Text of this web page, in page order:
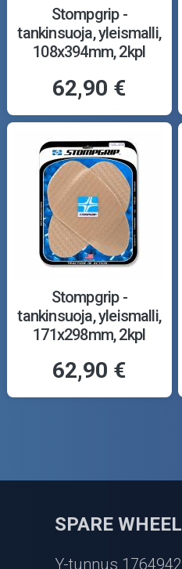
Stompgrip -
tankinsuoja, yleismalli,
108x394mm, 2kpl
62,90 €
Stompgrip -
tankinsuoja, yleismalli,
171x298mm, 2kpl
62,90 €
SPARE
Y-tunnus